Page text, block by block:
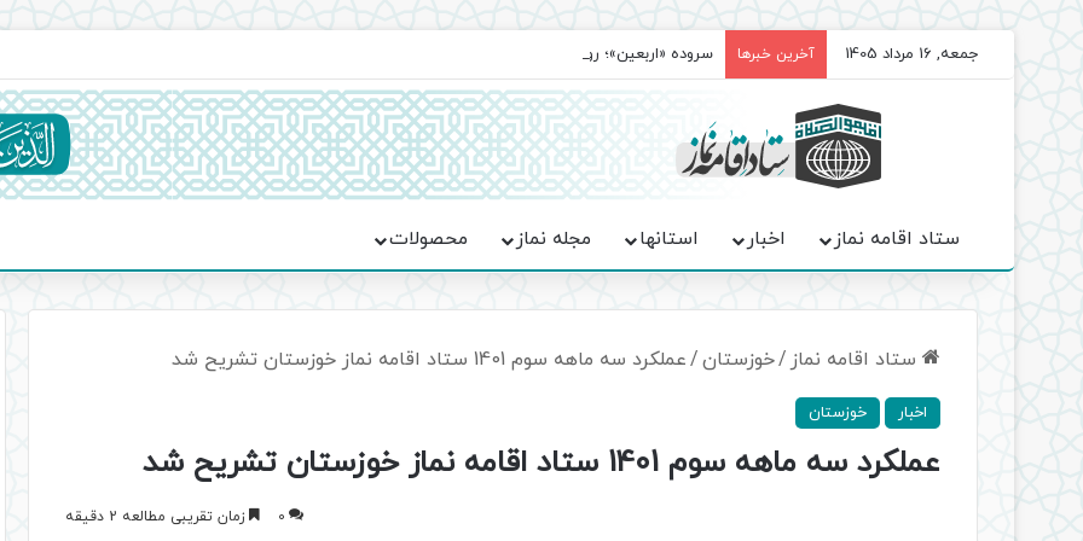
جمعه, 16 مرداد 1405 آخرین خبرها سروده‌ «اربعین»؛ روایت حماسه، استقامت و تمدن‌سازی امت اسلامی
ستاد اقامه نماز اخبار استانها مجله نماز محصولات
ستاد اقامه نماز /خوزستان/عملکرد سه ماهه سوم 1401 ستاد اقامه نماز خوزستان تشریح شد
اخبار خوزستان
عملکرد سه ماهه سوم 1401 ستاد اقامه نماز خوزستان تشریح شد
0 زمان تقریبی مطالعه 2 دقیقه